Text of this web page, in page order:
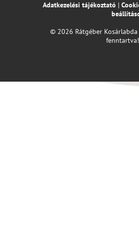
Adatkezelési tájékoztató |
© 2026 Rátgéber